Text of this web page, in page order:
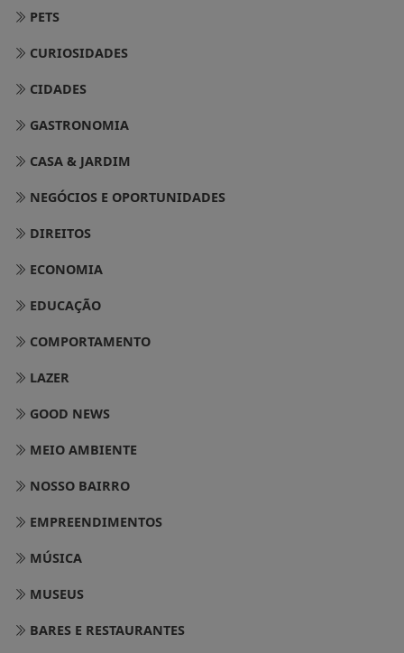
PETS
CURIOSIDADES
CIDADES
GASTRONOMIA
CASA & JARDIM
NEGÓCIOS E OPORTUNIDADES
DIREITOS
ECONOMIA
EDUCAÇÃO
COMPORTAMENTO
LAZER
GOOD NEWS
MEIO AMBIENTE
NOSSO BAIRRO
EMPREENDIMENTOS
MÚSICA
MUSEUS
BARES E RESTAURANTES